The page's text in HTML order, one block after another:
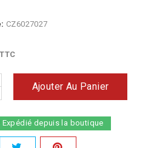
CZ6027027
TTC
Ajouter Au Panier
Expédié depuis la boutique